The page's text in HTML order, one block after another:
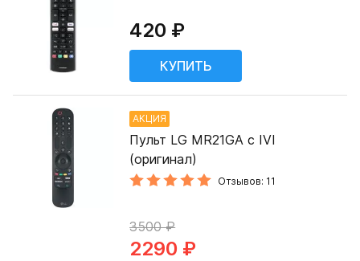
420 ₽
АКЦИЯ
Пульт LG MR21GA с IVI
(оригинал)
Отзывов: 11
3500 ₽
2290 ₽